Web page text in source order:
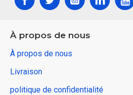
À propos de nous
À propos de nous
Livraison
politique de confidentialité